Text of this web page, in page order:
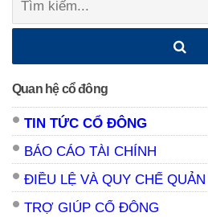
kiếm:
Quan hệ cổ đông
TIN TỨC CỔ ĐÔNG
BÁO CÁO TÀI CHÍNH
ĐIỀU LỆ VÀ QUY CHẾ QUẢN
TRỢ GIÚP CỔ ĐÔNG